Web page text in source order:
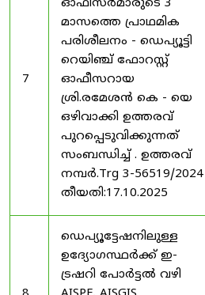
7
ഓഫീസർമാരുടെ 3
മാസത്തെ പ്രാഥമിക
പരിശീലനം - ഡെപ്യൂട്ടി
റെയിഞ്ച് ഫോറസ്റ്റ്
ഓഫീസറായ
ശ്രി.രമേശൻ കെ - യെ
ഒഴിവാക്കി ഉത്തരവ്
പുറപ്പെടുവിക്കുന്നത്
സംബന്ധിച്ച് . ഉത്തരവ്
നമ്പർ.Trg 3-56519/2024
തീയതി:17.10.2025
ഡെപ്യൂട്ടേഷനിലുള്ള
ഉദ്യോഗസ്ഥർക്ക് ഇ-
ട്രഷറി പോർട്ടൽ വഴി